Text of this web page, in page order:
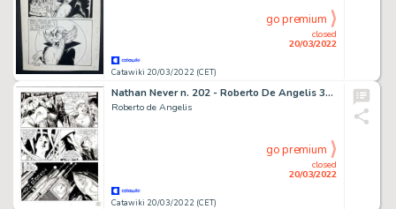
Catawiki 20/03/2022 (CET)
closed
20/03/2022
go premium
Nathan Never n. 202 - Roberto De Angelis 3x Tavola Originale "La torre dell'orologio" - Page volante - Exemplaire unique - (2008)
Roberto de Angelis
Catawiki 20/03/2022 (CET)
closed
20/03/2022
go premium